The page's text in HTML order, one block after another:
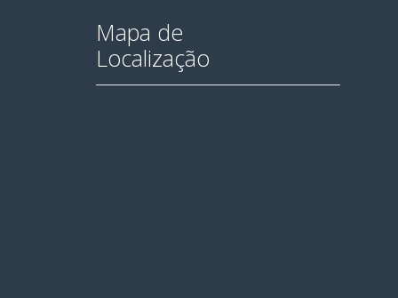
Mapa de
Localização